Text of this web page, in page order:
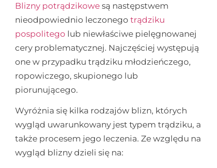
Blizny potrądzikowe są następstwem
nieodpowiednio leczonegotrądziku
pospolitego lub niewłaściwe pielęgnowanej
cery problematycznej. Najczęściej występują
one w przypadku trądziku młodzieńczego,
ropowiczego, skupionego lub
piorunującego.
Wyróżnia się kilka rodzajów blizn, których
wygląd uwarunkowany jest typem trądziku, a
także procesem jego leczenia. Ze względu na
wygląd blizny dzieli się na: